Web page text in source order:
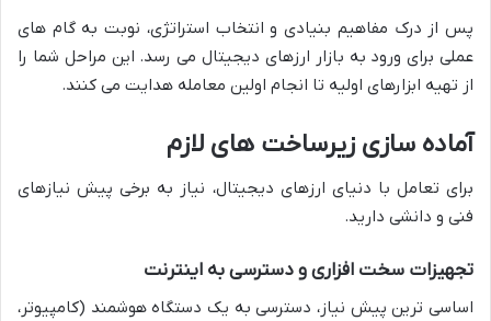
پس از درک مفاهیم بنیادی و انتخاب استراتژی، نوبت به گام های
عملی برای ورود به بازار ارزهای دیجیتال می رسد. این مراحل شما را
از تهیه ابزارهای اولیه تا انجام اولین معامله هدایت می کنند.
آماده سازی زیرساخت های لازم
برای تعامل با دنیای ارزهای دیجیتال، نیاز به برخی پیش نیازهای
فنی و دانشی دارید.
تجهیزات سخت افزاری و دسترسی به اینترنت
اساسی ترین پیش نیاز، دسترسی به یک دستگاه هوشمند (کامپیوتر،